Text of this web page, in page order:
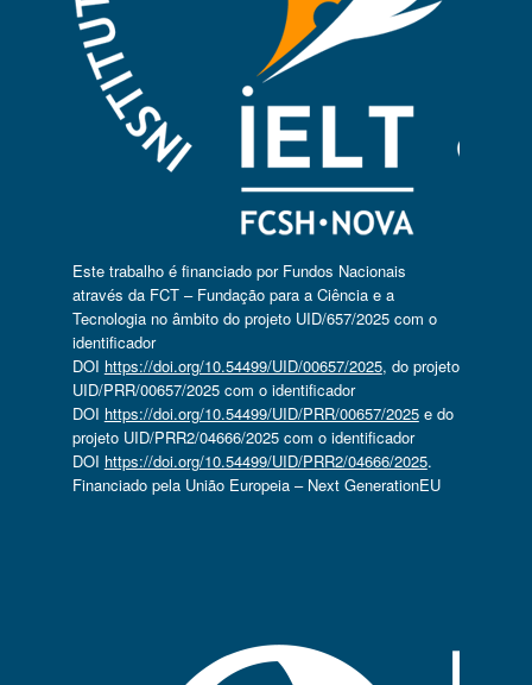
Este trabalho é financiado por Fundos Nacionais
através da FCT – Fundação para a Ciência e a
Tecnologia no âmbito do projeto UID/657/2025 com o
identificador
DOI https://doi.org/10.54499/UID/00657/2025, do projeto
UID/PRR/00657/2025 com o identificador
DOI https://doi.org/10.54499/UID/PRR/00657/2025e do
projeto UID/PRR2/04666/2025 com o identificador
DOI https://doi.org/10.54499/UID/PRR2/04666/2025.
Financiado pela União Europeia – Next GenerationEU